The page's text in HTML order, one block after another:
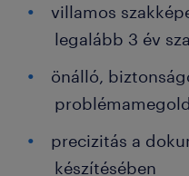
villamos
legalább 3 év
önálló,
precizitás a
készítésében